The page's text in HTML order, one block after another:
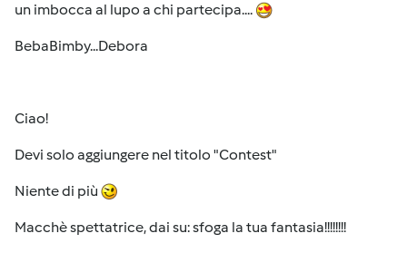
un imbocca al lupo a chi partecipa....
BebaBimby...Debora
Ciao!
Devi solo aggiungere nel titolo "Contest"
Niente di più
Macchè spettatrice, dai su: sfoga la tua fantasia!!!!!!!!